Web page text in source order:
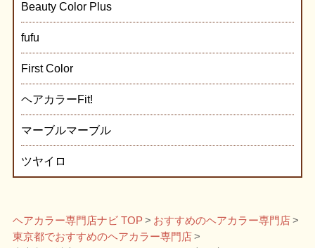
Beauty Color Plus
fufu
First Color
ヘアカラーFit!
マーブルマーブル
ツヤイロ
ヘアカラー専門店ナビ TOP
おすすめのヘアカラー専門店
東京都でおすすめのヘアカラー専門店